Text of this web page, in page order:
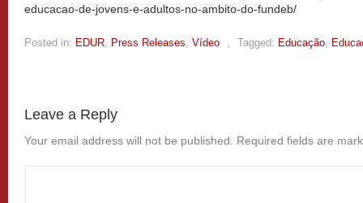
educacao-de-jovens-e-adultos-no-ambito-do-fundeb/
Posted in: EDUR Press Releases Vídeo Tagged: Educação
Leave a Reply
Your email address will not be published. Required fields are